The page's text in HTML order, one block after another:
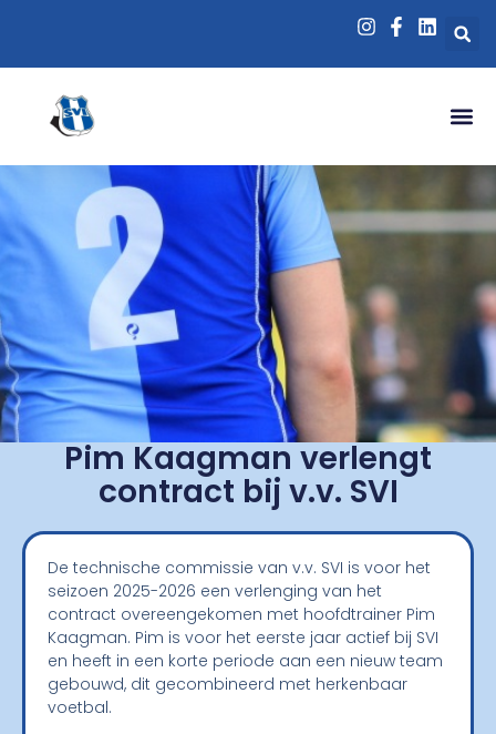
Pim Kaagman verlengt
contract bij v.v. SVI
De technische commissie van v.v. SVI is voor het
seizoen 2025-2026 een verlenging van het
contract overeengekomen met hoofdtrainer Pim
Kaagman. Pim is voor het eerste jaar actief bij SVI
en heeft in een korte periode aan een nieuw team
gebouwd, dit gecombineerd met herkenbaar
voetbal.